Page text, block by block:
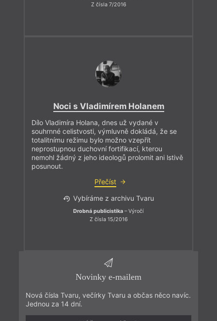
Z čísla 7/2016
Noci s Vladimírem Holanem
Dílo Vladimíra Holana, dnes už vydané v
souhrnné celistvosti, výmluvně dokládá, že se
totalitnímu režimu bylo možno vzepřít
neprostupnou duchovní fortifikací, kterou
nemohl žádný z jeho ideologů prolomit ani lstivě
posunout.
Přečíst
Vybíráme z archivu Tvaru
Drobná publicistika – Výročí
Z čísla 15/2016
Novinky e-mailem
Nová čísla Tvaru, večírky Tvaru a občas něco navíc.
Jednou za 14 dní.